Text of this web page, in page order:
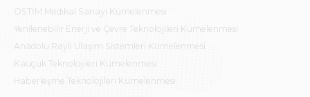
OSTİM Medikal Sanayi Kümelenmesi
Yenilenebilir Enerji ve Çevre Teknolojileri Kümelenmesi
Anadolu Raylı Ulaşım Sistemleri Kümelenmesi
Kauçuk Teknolojileri Kümelenmesi
Haberleşme Teknolojileri Kümelenmesi